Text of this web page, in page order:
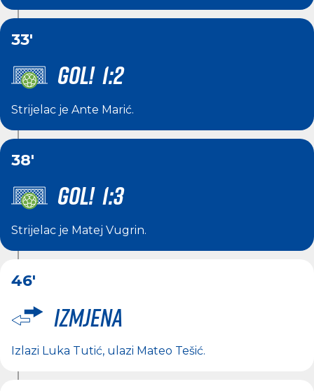
33'
GOL! 1:2
Strijelac je Ante Marić.
38'
GOL! 1:3
Strijelac je Matej Vugrin.
46'
Izmjena
Izlazi Luka Tutić, ulazi Mateo Tešić.